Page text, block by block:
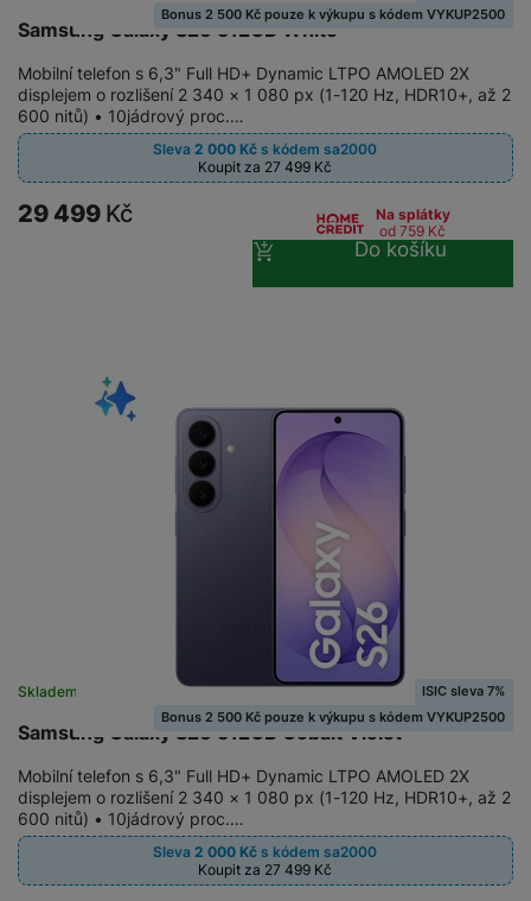
Samsung Galaxy S26 512GB White
Bonus 2 500 Kč pouze k výkupu s kódem VYKUP2500
Mobilní telefon s 6,3" Full HD+ Dynamic LTPO AMOLED 2X
displejem o rozlišení 2 340 × 1 080 px (1-120 Hz, HDR10+, až 2
600 nitů) • 10jádrový proc.…
Sleva2 000Kč s kódemsa2000
Koupit za 27 499 Kč
29 499 Kč
Na splátky
od 759 Kč
Do košíku
Samsung Galaxy S26 512GB Cobalt Violet
Skladem na 27 prodejnách
ISIC sleva 7%
Bonus 2 500 Kč pouze k výkupu s kódem VYKUP2500
Mobilní telefon s 6,3" Full HD+ Dynamic LTPO AMOLED 2X
displejem o rozlišení 2 340 × 1 080 px (1-120 Hz, HDR10+, až 2
600 nitů) • 10jádrový proc.…
Sleva2 000Kč s kódemsa2000
Koupit za 27 499 Kč